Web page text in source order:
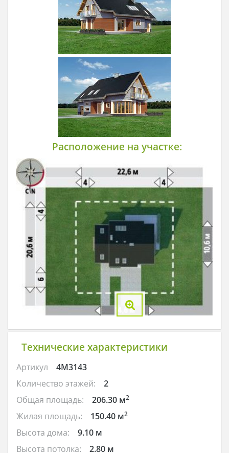
Расположение на участке:
Технические характеристики
Артикул
4M3143
Количество этажей:
2
Общая площадь:
206.30 м2
Жилая площадь: 150.40 м2
Высота дома:
9.10 м
Высота потолка:
2.80 м